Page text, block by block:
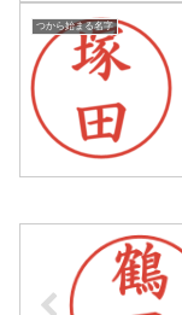
つから始まる名字